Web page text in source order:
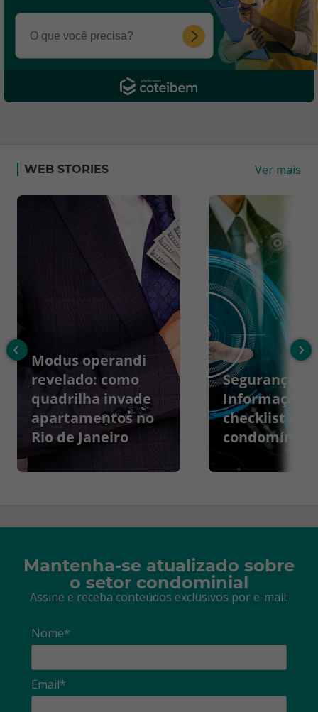
WEB STORIES Ver mais
Modus operandi
revelado: como
quadrilha invade
apartamentos no
Rio de Janeiro
Segurança da
Informação:
checklist
condomínios
‹ ›
Mantenha-se atualizado sobre
o setor condominial
Assine e receba conteúdos exclusivos por e-mail:
Nome*
Email*